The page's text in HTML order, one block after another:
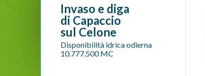
Invaso e diga
di Capaccio
sul Celone
Disponibilità idrica odierna
10.777.500MC